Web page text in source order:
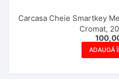
Carcasa Cheie Smartkey
Cromat,
ADAUGĂ